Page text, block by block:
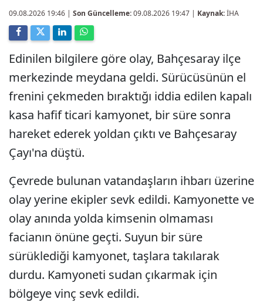
09.08.2026 19:46 | Son Güncelleme:09.08.2026 19:47 | Kaynak:İHA
Edinilen bilgilere göre olay, Bahçesaray ilçe
merkezinde meydana geldi. Sürücüsünün el
frenini çekmeden bıraktığı iddia edilen kapalı
kasa hafif ticari kamyonet, bir süre sonra
hareket ederek yoldan çıktı ve Bahçesaray
Çayı'na düştü.
Çevrede bulunan vatandaşların ihbarı üzerine
olay yerine ekipler sevk edildi. Kamyonette ve
olay anında yolda kimsenin olmaması
facianın önüne geçti. Suyun bir süre
sürüklediği kamyonet, taşlara takılarak
durdu. Kamyoneti sudan çıkarmak için
bölgeye vinç sevk edildi.